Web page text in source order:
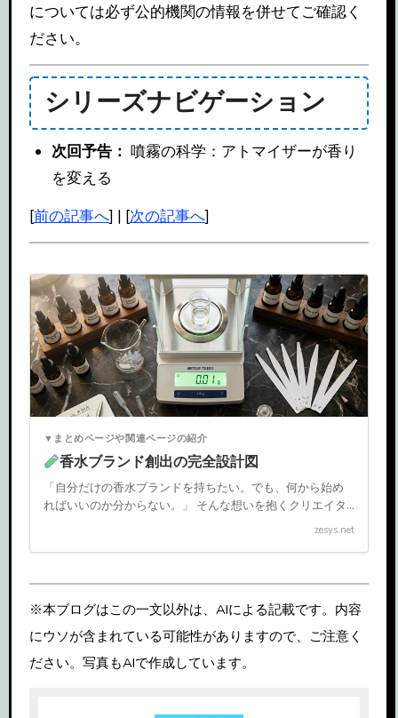
については必ず公的機関の情報を併せてご確認く
ださい。
シリーズナビゲーション
次回予告： 噴霧の科学：アトマイザーが香り
を変える
[前の記事へ] | [次の記事へ]
▼まとめページや関連ページの紹介
香水ブランド創出の完全設計図
「自分だけの香水ブランドを持ちたい。でも、何から始め
ればいいのか分からない。」 そんな想いを抱くクリエイタ
zesys.net
※本ブログはこの一文以外は、AIによる記載です。内容
にウソが含まれている可能性がありますので、ご注意く
ださい。写真もAIで作成しています。